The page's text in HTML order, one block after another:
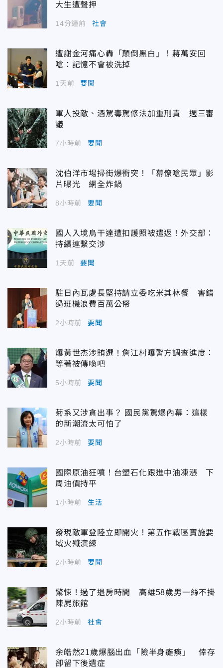
大生遭聲押
14分鐘前 社會
遭謝金河痛心轟「顛倒黑白」！蔣萬安回
嗆：記憶不會被洗掉
1天前 要聞
軍人投敵、酒駕毒駕修法加重刑責 週三審
議
7小時前 要聞
沈伯洋市場掃街爆衝突！「幕僚嗆民眾」影
片曝光 網全炸鍋
8小時前 要聞
國人入境烏干達遭扣護照被遣返！外交部：
持續連繫交涉
1天前 要聞
駐日內瓦處長堅持請立委吃米其林餐 害錯
過班機浪費百萬公帑
2小時前 要聞
爆黃世杰涉賄選！詹江村曝警方調查進度：
等著被傳喚吧
5小時前 要聞
菊系又涉貪出事？ 國民黨驚爆內幕：這樣
的新潮流太可怕了
2小時前 要聞
國際原油狂噴！台塑石化跟進中油凍漲 下
周油價持平
1小時前 生活
發現敵軍登陸立即開火！第五作戰區實施要
域火殲演練
2小時前 要聞
驚悚！過了退房時間 高雄58歲男一絲不掛
陳屍旅館
2小時前 社會
余皓然21歲爆腦出血「險半身癱瘓」 倖存
卻留下後遺症